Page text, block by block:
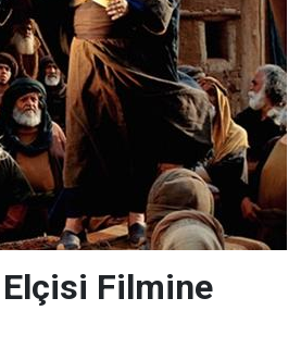
Filmine